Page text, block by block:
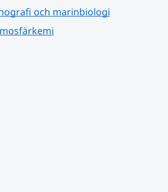
och marinbiologi
webbplats.
webbplats.